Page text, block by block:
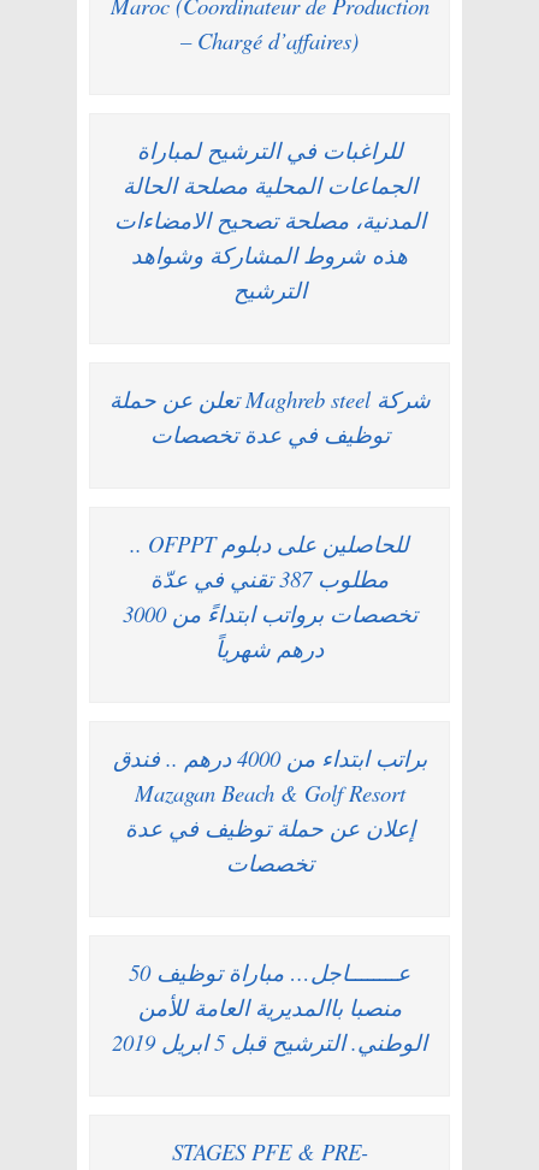
– Chargé d’affaires)
للراغبات في الترشيح لمباراة
الجماعات المحلية مصلحة الحالة
المدنية، مصلحة تصحيح الامضاءات
هذه شروط المشاركة وشواهد
الترشيح
شركة Maghreb steel تعلن عن حملة
توظيف في عدة تخصصات
للحاصلين على دبلوم OFPPT ..
مطلوب 387 تقني في عدّة
تخصصات برواتب ابتداءً من 3000
درهم شهرياً
براتب ابتداء من 4000 درهم .. فندق
Mazagan Beach & Golf Resort
إعلان عن حملة توظيف في عدة
تخصصات
عــــــــاجل… مباراة توظيف 50
منصبا باالمديرية العامة للأمن
الوطني. الترشيح قبل 5 ابريل 2019
STAGES PFE & PRE-